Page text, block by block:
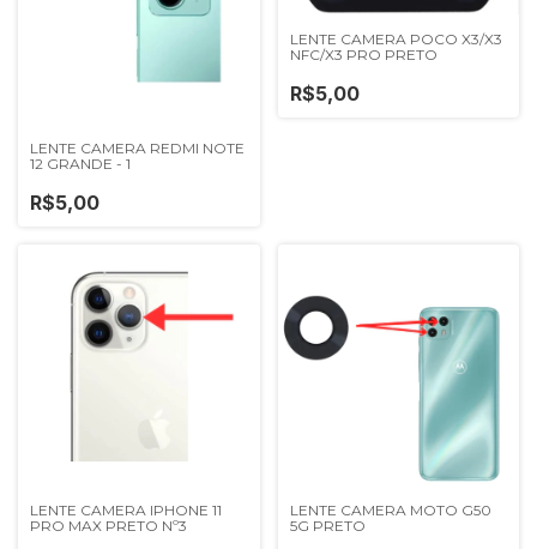
LENTE CAMERA REDMI NOTE
12 GRANDE - 1
R$5,00
LENTE CAMERA POCO X3/X3
NFC/X3 PRO PRETO
R$5,00
LENTE CAMERA IPHONE 11
PRO MAX PRETO Nº3
LENTE CAMERA MOTO G50
5G PRETO